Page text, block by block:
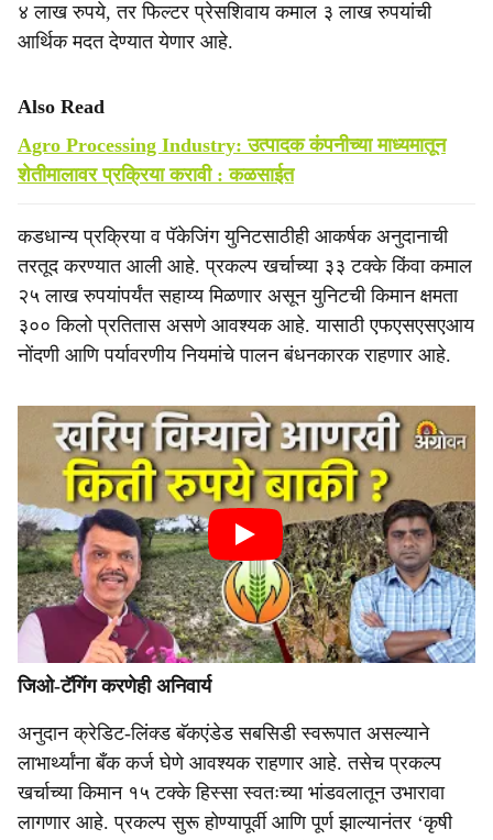
४ लाख रुपये, तर फिल्टर प्रेसशिवाय कमाल ३ लाख रुपयांची
आर्थिक मदत देण्यात येणार आहे.
Also Read
Agro Processing Industry: उत्पादक कंपनीच्या माध्यमातून
शेतीमालावर प्रक्रिया करावी : कळसाईत
कडधान्य प्रक्रिया व पॅकेजिंग युनिटसाठीही आकर्षक अनुदानाची
तरतूद करण्यात आली आहे. प्रकल्प खर्चाच्या ३३ टक्के किंवा कमाल
२५ लाख रुपयांपर्यंत सहाय्य मिळणार असून युनिटची किमान क्षमता
३०० किलो प्रतितास असणे आवश्यक आहे. यासाठी एफएसएसएआय
नोंदणी आणि पर्यावरणीय नियमांचे पालन बंधनकारक राहणार आहे.
जिओ-टॅगिंग करणेही अनिवार्य
अनुदान क्रेडिट-लिंक्ड बॅकएंडेड सबसिडी स्वरूपात असल्याने
लाभार्थ्यांना बँक कर्ज घेणे आवश्यक राहणार आहे. तसेच प्रकल्प
खर्चाच्या किमान १५ टक्के हिस्सा स्वतःच्या भांडवलातून उभारावा
लागणार आहे. प्रकल्प सुरू होण्यापूर्वी आणि पूर्ण झाल्यानंतर ‘कृषी